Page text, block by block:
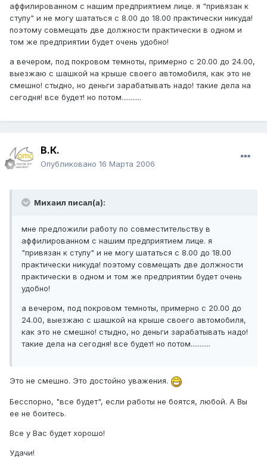
аффилированном с нашим предприятием лице. я "привязан к
стулу" и не могу шататься с 8.00 до 18.00 практически никуда!
поэтому совмещать две должности практически в одном и
том же предприятии будет очень удобно!
а вечером, под покровом темноты, примерно с 20.00 до 24.00,
выезжаю с шашкой на крыше своего автомобиля, как это не
смешно! стыдно, но деньги зарабатывать надо! такие дела на
сегодня! все будет! но потом...........
В.К.
Опубликовано 16 Марта 2006
Михаил писал(а):
мне предложили работу по совместительству в
аффилированном с нашим предприятием лице. я
"привязан к стулу" и не могу шататься с 8.00 до 18.00
практически никуда! поэтому совмещать две должности
практически в одном и том же предприятии будет очень
удобно!
а вечером, под покровом темноты, примерно с 20.00 до
24.00, выезжаю с шашкой на крыше своего автомобиля,
как это не смешно! стыдно, но деньги зарабатывать надо!
такие дела на сегодня! все будет! но потом...........
Это не смешно. Это достойно уважения.
Бесспорно, "все будет", если работы не боятся, любой. А Вы
ее не боитесь.
Все у Вас будет хорошо!
Удачи!